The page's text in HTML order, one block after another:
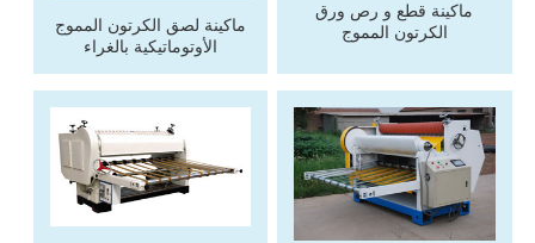
ماكينة قطع و رص ورق
الكرتون المموج
ماكينة لصق الكرتون المموج
الأوتوماتيكية بالغراء